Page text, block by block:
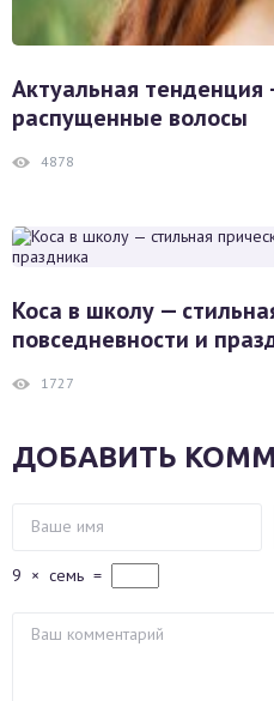
Актуальная тенденция
распущенные волосы
4878
Коса в школу —
повседневности и
1727
ДОБАВИТЬ
9 × семь =